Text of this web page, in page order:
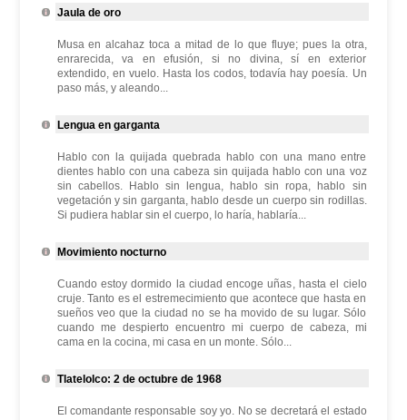
Jaula de oro
Musa en alcahaz toca a mitad de lo que fluye; pues la otra,
enrarecida, va en efusión, si no divina, sí en exterior
extendido, en vuelo. Hasta los codos, todavía hay poesía. Un
paso más, y aleando...
Lengua en garganta
Hablo con la quijada quebrada hablo con una mano entre
dientes hablo con una cabeza sin quijada hablo con una voz
sin cabellos. Hablo sin lengua, hablo sin ropa, hablo sin
vegetación y sin garganta, hablo desde un cuerpo sin rodillas.
Si pudiera hablar sin el cuerpo, lo haría, hablaría...
Movimiento nocturno
Cuando estoy dormido la ciudad encoge uñas, hasta el cielo
cruje. Tanto es el estremecimiento que acontece que hasta en
sueños veo que la ciudad no se ha movido de su lugar. Sólo
cuando me despierto encuentro mi cuerpo de cabeza, mi
cama en la cocina, mi casa en un monte. Sólo...
Tlatelolco: 2 de octubre de 1968
El comandante responsable soy yo. No se decretará el estado